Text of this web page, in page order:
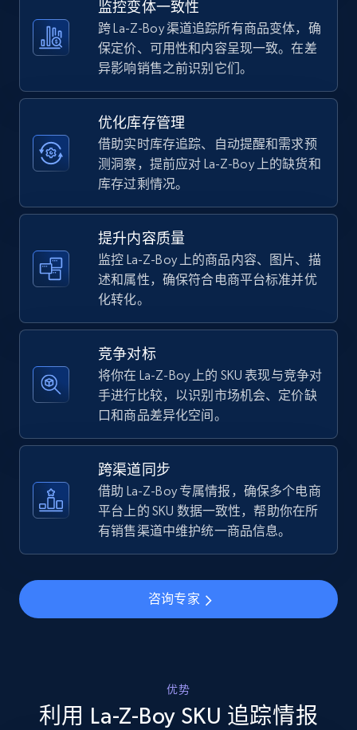
URL, Title, Available, Description, Currency, Initial
price, Final price, Discount percent, and more.
TikTok Shop - category
URL, Title, Available, Description, Currency, Initial
667+
TikTok Shop - Collect TikTok shop products
URL, Title, Available, Description, Currency, Initial
price, Final price, Discount percent, and more.
TikTok Shop - discover records by shop url
URL, Title, Available, Description, Currency, Initial
667+
Seller id, URL, Seller name, Description, Detailed
info, Stars, Feedbacks, Return policy, and more.
监控变体一致性
跨 La-Z-Boy 渠道追踪所有商品变体，确
保定价、可用性和内容呈现一致。在差
异影响销售之前识别它们。
优化库存管理
借助实时库存追踪、自动提醒和需求预
测洞察，提前应对 La-Z-Boy 上的缺货和
库存过剩情况。
提升内容质量
监控 La-Z-Boy 上的商品内容、图片、描
述和属性，确保符合电商平台标准并优
化转化。
竞争对标
将你在 La-Z-Boy 上的 SKU 表现与竞争对
手进行比较，以识别市场机会、定价缺
口和商品差异化空间。
跨渠道同步
借助 La-Z-Boy 专属情报，确保多个电商
平台上的 SKU 数据一致性，帮助你在所
有销售渠道中维护统一商品信息。
咨询专家
优势
利用 La-Z-Boy SKU 追踪情报